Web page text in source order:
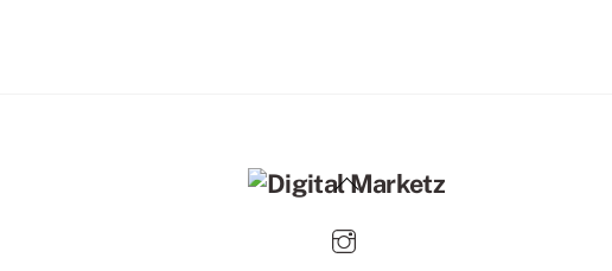
Back
Top